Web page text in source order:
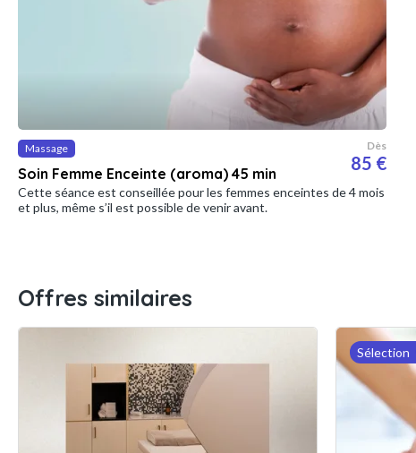
Massage
Soin Femme Enceinte (aroma) 45 min
Dès
85 €
Cette séance est conseillée pour les femmes enceintes de 4 mois
et plus, même s’il est possible de venir avant.
Offres similaires
Sélection